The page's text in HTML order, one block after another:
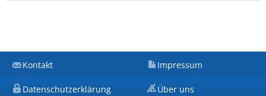
Kontakt Impressum
Datenschutzerklärung Über uns